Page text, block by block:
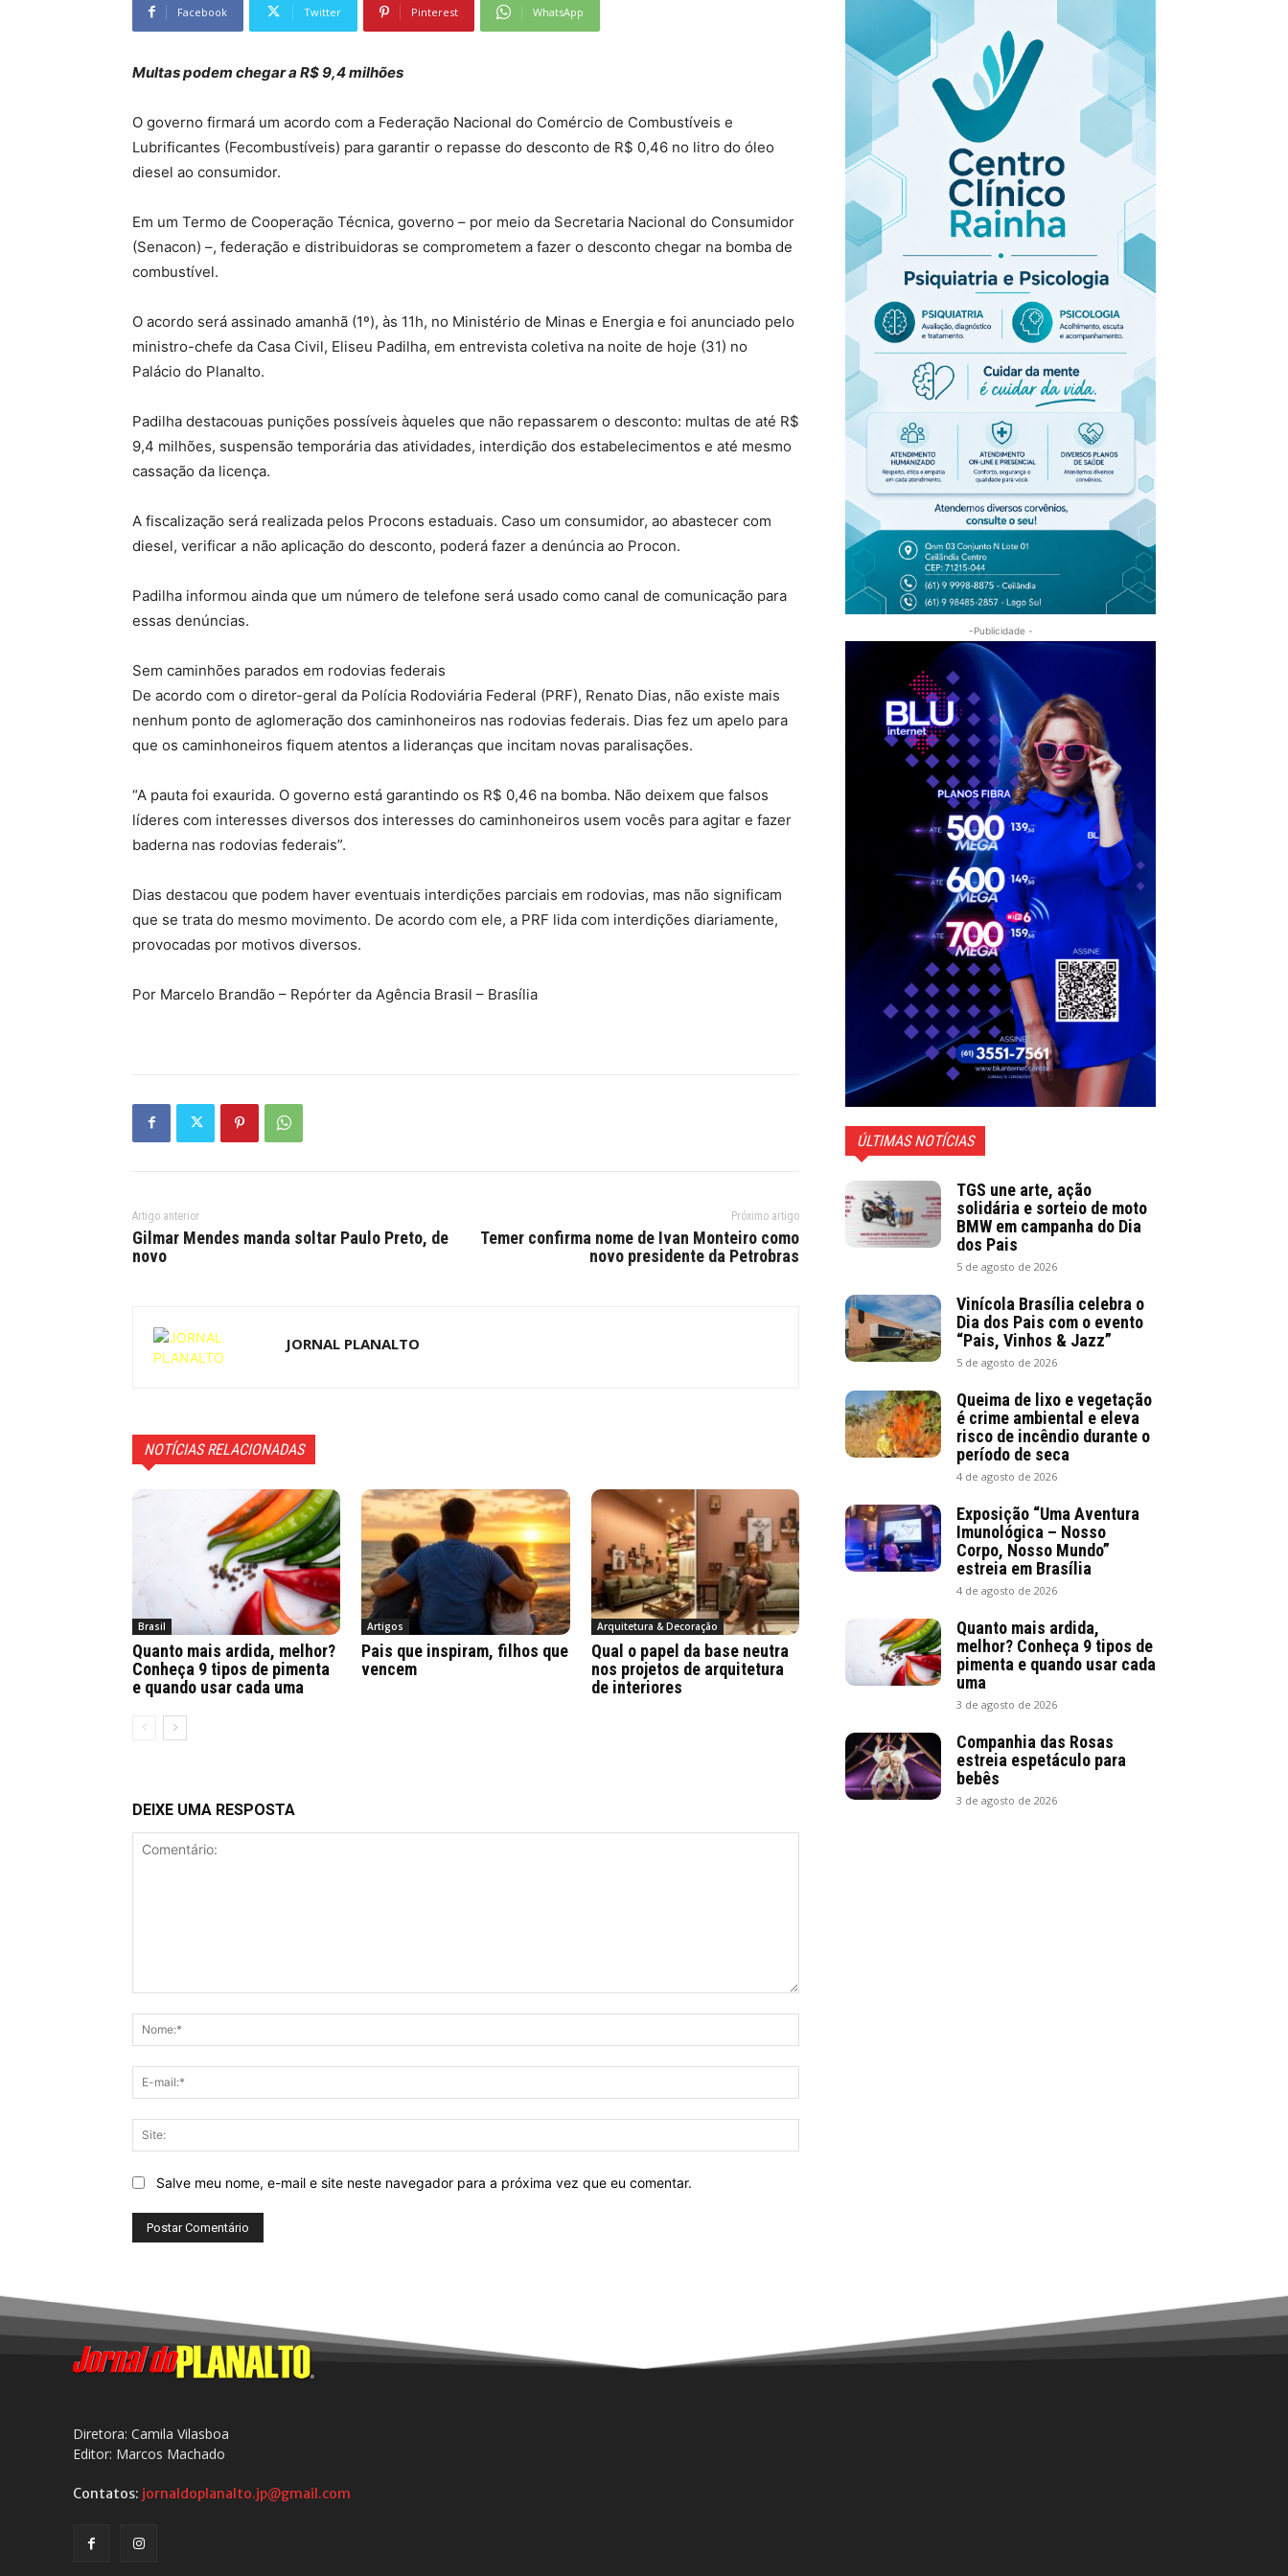
Facebook Twitter Pinterest WhatsApp
Multas podem chegar a R$ 9,4 milhões
O governo firmará um acordo com a Federação Nacional do Comércio de Combustíveis e
Lubrificantes (Fecombustíveis) para garantir o repasse do desconto de R$ 0,46 no litro do óleo
diesel ao consumidor.
Em um Termo de Cooperação Técnica, governo – por meio da Secretaria Nacional do Consumidor
(Senacon) –, federação e distribuidoras se comprometem a fazer o desconto chegar na bomba de
combustível.
O acordo será assinado amanhã (1º), às 11h, no Ministério de Minas e Energia e foi anunciado pelo
ministro-chefe da Casa Civil, Eliseu Padilha, em entrevista coletiva na noite de hoje (31) no
Palácio do Planalto.
Padilha destacouas punições possíveis àqueles que não repassarem o desconto: multas de até R$
9,4 milhões, suspensão temporária das atividades, interdição dos estabelecimentos e até mesmo
cassação da licença.
A fiscalização será realizada pelos Procons estaduais. Caso um consumidor, ao abastecer com
diesel, verificar a não aplicação do desconto, poderá fazer a denúncia ao Procon.
Padilha informou ainda que um número de telefone será usado como canal de comunicação para
essas denúncias.
Sem caminhões parados em rodovias federais
De acordo com o diretor-geral da Polícia Rodoviária Federal (PRF), Renato Dias, não existe mais
nenhum ponto de aglomeração dos caminhoneiros nas rodovias federais. Dias fez um apelo para
que os caminhoneiros fiquem atentos a lideranças que incitam novas paralisações.
“A pauta foi exaurida. O governo está garantindo os R$ 0,46 na bomba. Não deixem que falsos
líderes com interesses diversos dos interesses do caminhoneiros usem vocês para agitar e fazer
baderna nas rodovias federais”.
Dias destacou que podem haver eventuais interdições parciais em rodovias, mas não significam
que se trata do mesmo movimento. De acordo com ele, a PRF lida com interdições diariamente,
provocadas por motivos diversos.
Por Marcelo Brandão – Repórter da Agência Brasil – Brasília
Artigo anterior
Gilmar Mendes manda soltar Paulo Preto, de
novo
Próximo artigo
Temer confirma nome de Ivan Monteiro como
novo presidente da Petrobras
JORNAL PLANALTO
NOTÍCIAS RELACIONADAS
Brasil
Quanto mais ardida, melhor?
Conheça 9 tipos de pimenta
e quando usar cada uma
Artigos
Pais que inspiram, filhos que
vencem
Arquitetura & Decoração
Qual o papel da base neutra
nos projetos de arquitetura
de interiores
DEIXE UMA RESPOSTA
mail:*
Salve meu nome, e-mail e site neste navegador para a próxima vez que eu comentar.
-Publicidade -
ÚLTIMAS NOTÍCIAS
TGS une arte, ação
solidária e sorteio de moto
BMW em campanha do Dia
dos Pais
5 de agosto de 2026
Vinícola Brasília celebra o
Dia dos Pais com o evento
“Pais, Vinhos & Jazz”
5 de agosto de 2026
Queima de lixo e vegetação
é crime ambiental e eleva
risco de incêndio durante o
período de seca
4 de agosto de 2026
Exposição “Uma Aventura
Imunológica – Nosso
Corpo, Nosso Mundo”
estreia em Brasília
4 de agosto de 2026
Quanto mais ardida,
melhor? Conheça 9 tipos de
pimenta e quando usar cada
uma
3 de agosto de 2026
Companhia das Rosas
estreia espetáculo para
bebês
3 de agosto de 2026
Diretora: Camila Vilasboa
Editor: Marcos Machado
Contatos: jornaldoplanalto.jp@gmail.com